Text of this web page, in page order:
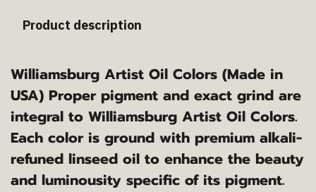
Product description
Williamsburg Artist Oil Colors (Made in
USA) Proper pigment and exact grind are
integral to Williamsburg Artist Oil Colors.
Each color is ground with premium alkali-
refuned linseed oil to enhance the beauty
and luminousity specific of its pigment.